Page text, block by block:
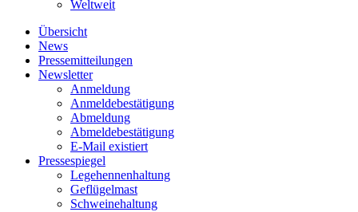
Weltweit
Übersicht
News
Pressemitteilungen
Newsletter
Anmeldung
Anmeldebestätigung
Abmeldung
Abmeldebestätigung
E-Mail existiert
Pressespiegel
Legehennenhaltung
Geflügelmast
Schweinehaltung